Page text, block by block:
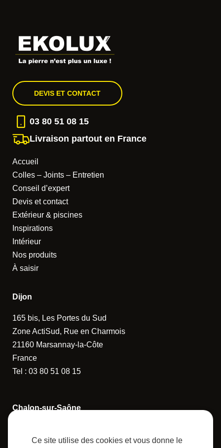
DEVIS ET CONTACT
03 80 51 08 15
Livraison partout en France
Accueil
Colles – Joints – Entretien
Conseil d’expert
Devis et contact
Extérieur & piscines
Inspirations
Intérieur
Nos produits
À saisir
Dijon
165 bis, Les Portes du Sud
Zone ActiSud, Rue en Charmois
21160 Marsannay-la-Côte
France
Tel : 03 80 51 08 15
Chalon-sur-Saône
71880 Châtenoy-le-Royal
Ce site utilise des cookies et vous donne le